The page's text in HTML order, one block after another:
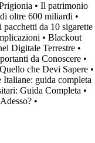
• Il patrimonio
oltre 600 miliardi •
da 10 sigarette
• Blackout
Digitale Terrestre •
da Conoscere •
che Devi Sapere •
Italiane: guida completa
Guida Completa •
•